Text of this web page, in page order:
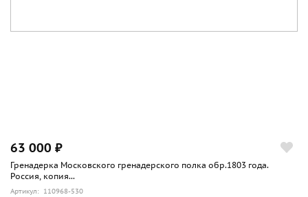
63 000 ₽
Гренадерка Московского гренадерского полка обр.1803 года.
Россия, копия...
Артикул: 110968-530